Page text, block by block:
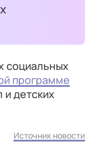
социальных
программе
и детских
Источник новости